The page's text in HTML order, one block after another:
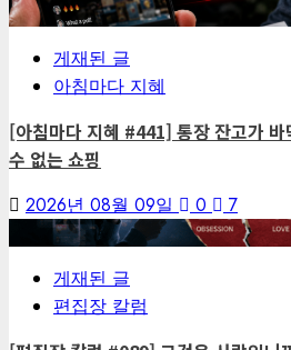
1
게재된 글
아침마다 지혜
[아침마다 지혜 #441] 통장 잔고가
수 없는 쇼핑
2026년 08월 09일 0
7
게재된 글
편집장 칼럼